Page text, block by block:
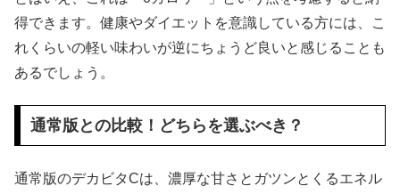
得できます。健康やダイエットを意識している方には、こ
れくらいの軽い味わいが逆にちょうど良いと感じることも
あるでしょう。
通常版との比較！どちらを選ぶべき？
通常版のデカビタCは、濃厚な甘さとガツンとくるエネル